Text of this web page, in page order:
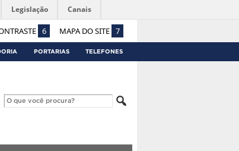
6 MAPA DO SITE 7
Legislação Canais
PORTARIAS TELEFONES